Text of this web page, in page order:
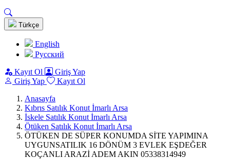
Türkçe
English
Pусский
Kayıt Ol
Giriş Yap
Giriş Yap
Kayıt Ol
Anasayfa
Kıbrıs Satılık Konut İmarlı Arsa
İskele Satılık Konut İmarlı Arsa
Ötüken Satılık Konut İmarlı Arsa
ÖTÜKEN DE SÜPER KONUMDA SİTE YAPIMINA
UYGUNSATILIK 16 DÖNÜM 3 EVLEK EŞDEĞER
KOÇANLI ARAZİ ADEM AKIN 05338314949